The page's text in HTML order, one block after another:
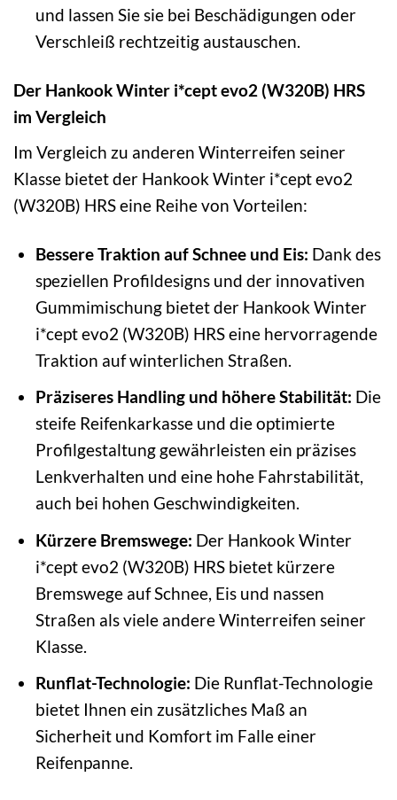
und lassen Sie sie bei Beschädigungen oder
Verschleiß rechtzeitig austauschen.
Der Hankook Winter i*cept evo2 (W320B) HRS
im Vergleich
Im Vergleich zu anderen Winterreifen seiner
Klasse bietet der Hankook Winter i*cept evo2
(W320B) HRS eine Reihe von Vorteilen:
Bessere Traktion auf Schnee und Eis: Dank des
speziellen Profildesigns und der innovativen
Gummimischung bietet der Hankook Winter
i*cept evo2 (W320B) HRS eine hervorragende
Traktion auf winterlichen Straßen.
Präziseres Handling und höhere Stabilität: Die
steife Reifenkarkasse und die optimierte
Profilgestaltung gewährleisten ein präzises
Lenkverhalten und eine hohe Fahrstabilität,
auch bei hohen Geschwindigkeiten.
Kürzere Bremswege: Der Hankook Winter
i*cept evo2 (W320B) HRS bietet kürzere
Bremswege auf Schnee, Eis und nassen
Straßen als viele andere Winterreifen seiner
Klasse.
Runflat-Technologie: Die Runflat-Technologie
bietet Ihnen ein zusätzliches Maß an
Sicherheit und Komfort im Falle einer
Reifenpanne.